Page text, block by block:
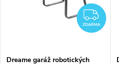
s
ZDARMA
Dreame garáž robotických